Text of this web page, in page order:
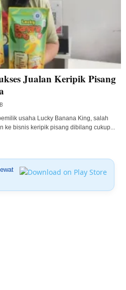
Jualan Keripik Pisang
usaha Lucky Banana King, salah
ke bisnis keripik pisang dibilang cukup...